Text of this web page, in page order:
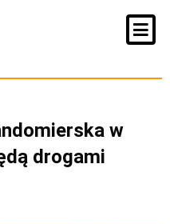
w
drogami